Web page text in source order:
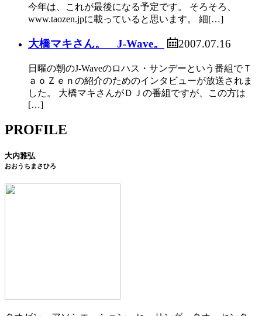
今年は、これが最後になる予定です。 そろそろ、
www.taozen.jpに載っていると思います。 細[…]
大橋マキさん。 J-Wave。 2007.07.16
日曜の朝のJ-Waveのロハス・サンデーという番組でＴ
ａｏＺｅｎの紹介のためのインタビューが放送されま
した。 大橋マキさんがＤＪの番組ですが、この方は
[…]
PROFILE
大内雅弘
おおうちまさひろ